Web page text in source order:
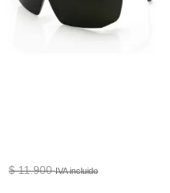
$11.900 IVA incluido